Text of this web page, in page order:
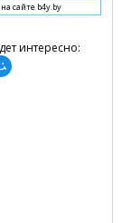
сайте b4y.by
интересно: